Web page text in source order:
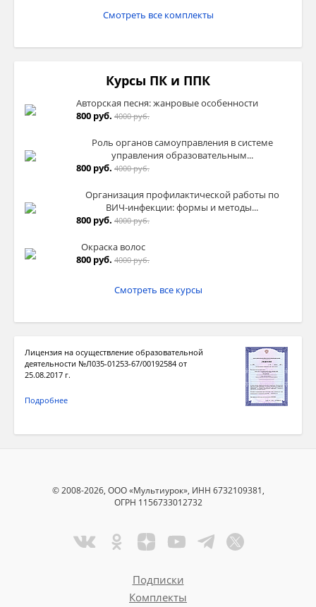
Смотреть все комплекты
Курсы ПК и ППК
Авторская песня: жанровые особенности
800 руб. 4000 руб.
Роль органов самоуправления в системе
управления образовательным...
800 руб. 4000 руб.
Организация профилактической работы по
ВИЧ-инфекции: формы и методы...
800 руб. 4000 руб.
Окраска волос
800 руб. 4000 руб.
Смотреть все курсы
Лицензия на осуществление образовательной
деятельности №Л035-01253-67/00192584 от
25.08.2017 г.
Подробнее
© 2008-2026, ООО «Мультиурок», ИНН 6732109381,
ОГРН 1156733012732
Подписки
Комплекты